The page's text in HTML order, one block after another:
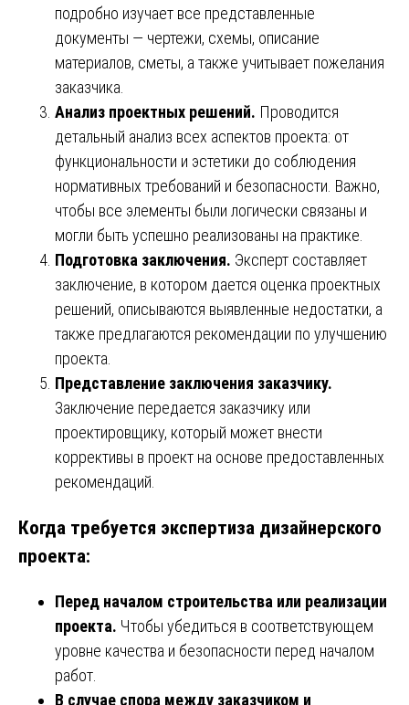
подробно изучает все представленные
документы — чертежи, схемы, описание
материалов, сметы, а также учитывает пожелания
заказчика.
Анализ проектных решений. Проводится
детальный анализ всех аспектов проекта: от
функциональности и эстетики до соблюдения
нормативных требований и безопасности. Важно,
чтобы все элементы были логически связаны и
могли быть успешно реализованы на практике.
Подготовка заключения. Эксперт составляет
заключение, в котором дается оценка проектных
решений, описываются выявленные недостатки, а
также предлагаются рекомендации по улучшению
проекта.
Представление заключения заказчику.
Заключение передается заказчику или
проектировщику, который может внести
коррективы в проект на основе предоставленных
рекомендаций.
Когда требуется экспертиза дизайнерского
проекта:
Перед началом строительства или реализации
проекта. Чтобы убедиться в соответствующем
уровне качества и безопасности перед началом
работ.
В случае спора между заказчиком и